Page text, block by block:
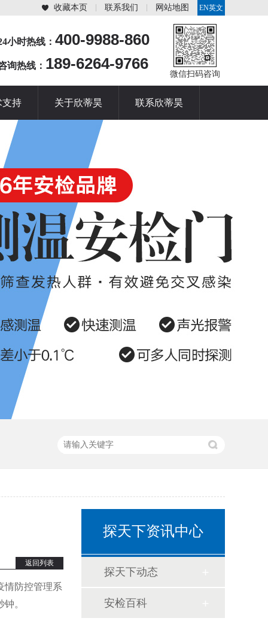
EN英文
站
收藏本页 联系我们 网站地图
小时热线： 400-9988-860
询热线： 189-6264-9766
微信扫码咨询
支持 关于欣蒂昊 联系欣蒂昊
返回列表
情防控管理系
。
探天下资讯中心
探天下动态
安检百科